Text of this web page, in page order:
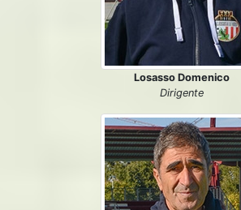
Losasso Domenico
Dirigente